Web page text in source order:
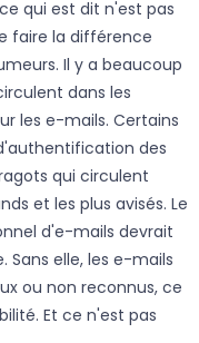
qui est dit n'est pas
faire la différence
Il y a beaucoup
dans les
les e-mails. Certains
des
qui circulent
et les plus avisés. Le
d'e-mails devrait
elle, les e-mails
ou non reconnus, ce
Et ce n'est pas